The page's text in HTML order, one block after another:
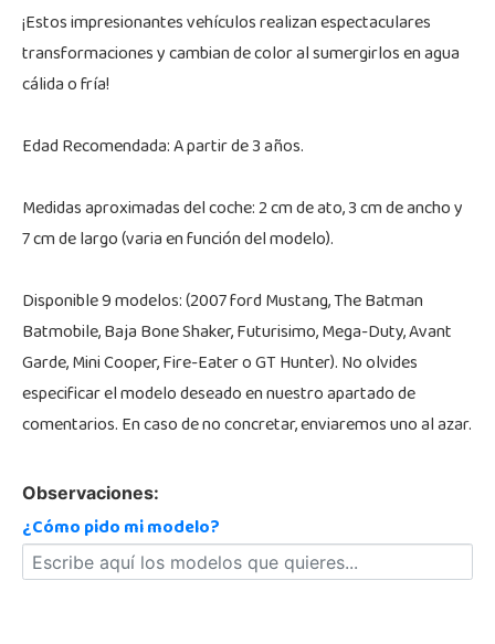
¡Estos impresionantes vehículos realizan espectaculares
transformaciones y cambian de color al sumergirlos en agua
cálida o fría!
Edad Recomendada: A partir de 3 años.
Medidas aproximadas del coche: 2 cm de ato, 3 cm de ancho y
7 cm de largo (varia en función del modelo).
Disponible 9 modelos: (2007 ford Mustang, The Batman
Batmobile, Baja Bone Shaker, Futurisimo, Mega-Duty, Avant
Garde, Mini Cooper, Fire-Eater o GT Hunter). No olvides
especificar el modelo deseado en nuestro apartado de
comentarios. En caso de no concretar, enviaremos uno al azar.
Observaciones:
¿Cómo pido mi modelo?